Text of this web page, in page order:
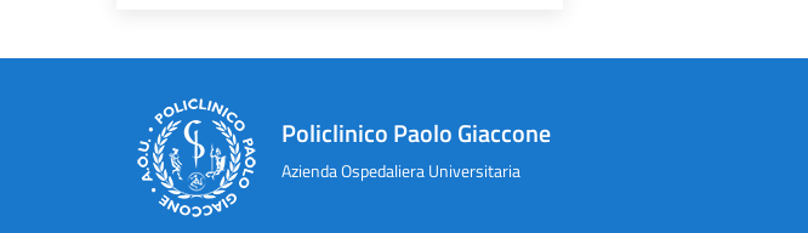
Policlinico Paolo Giaccone
Azienda Ospedaliera Universitaria